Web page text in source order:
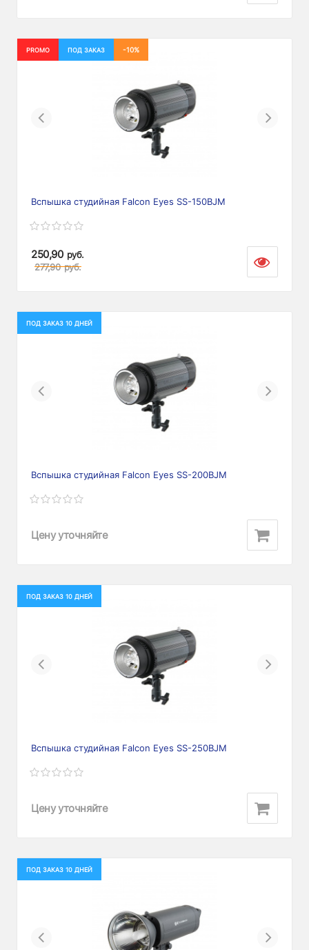
PROMO ПОД ЗАКАЗ -10%
Previous Next
Вспышка студийная Falcon Eyes SS-150BJM
250,90 руб.
277,90 руб.
ПОД ЗАКАЗ 10 ДНЕЙ
Previous Next
Вспышка студийная Falcon Eyes SS-200BJM
Цену уточняйте
ПОД ЗАКАЗ 10 ДНЕЙ
Previous Next
Вспышка студийная Falcon Eyes SS-250BJM
Цену уточняйте
ПОД ЗАКАЗ 10 ДНЕЙ
Previous Next